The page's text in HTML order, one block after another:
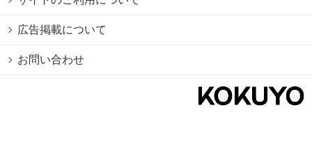
広告掲載について
お問い合わせ